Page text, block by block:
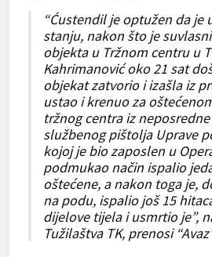
“Ćustendil je optužen da
stanju, nakon što je
objekta u Tržnom centru u
Kahrimanović oko 21 sat
objekat zatvorio i izašla iz
ustao i krenuo za
tržnog centra iz
službenog pištolja Uprave
kojoj je bio zaposlen u
podmukao način ispalio
oštećene, a nakon toga je,
na podu, ispalio još 15
dijelove tijela i usmrtio je”,
Tužilaštva TK, prenosi